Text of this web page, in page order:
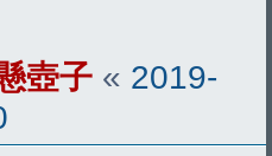
壺子 « 2019-